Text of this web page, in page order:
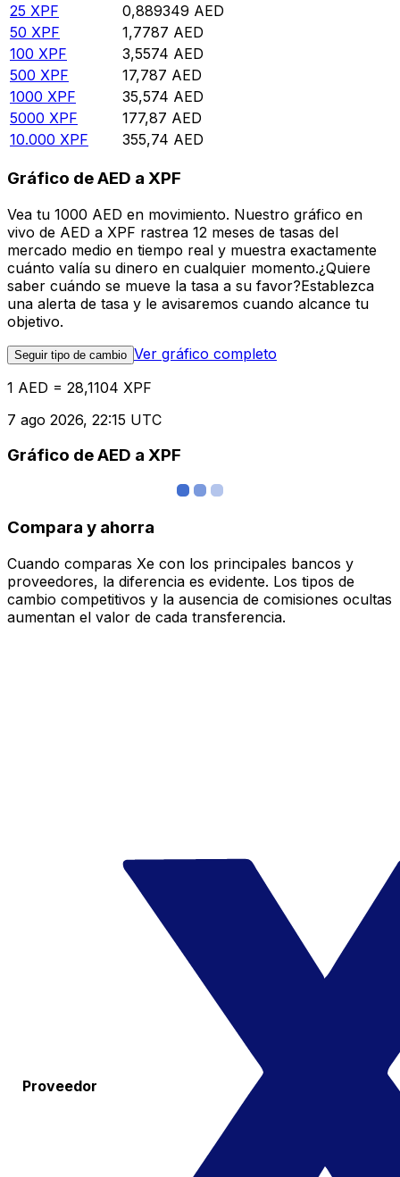
25 XPF 0,889349 AED
50 XPF 1,7787 AED
100 XPF 3,5574 AED
500 XPF 17,787 AED
1000 XPF 35,574 AED
5000 XPF 177,87 AED
10.000 XPF 355,74 AED
Gráfico de AED a XPF
Vea tu 1000 AED en movimiento. Nuestro gráfico en
vivo de AED a XPF rastrea 12 meses de tasas del
mercado medio en tiempo real y muestra exactamente
cuánto valía su dinero en cualquier momento.¿Quiere
saber cuándo se mueve la tasa a su favor?Establezca
una alerta de tasa y le avisaremos cuando alcance tu
objetivo.
Seguir tipo de cambio Ver gráfico completo
1 AED = 28,1104 XPF
7 ago 2026, 22:15 UTC
Gráfico de AED a XPF
Compara y ahorra
Cuando comparas Xe con los principales bancos y
proveedores, la diferencia es evidente. Los tipos de
cambio competitivos y la ausencia de comisiones ocultas
aumentan el valor de cada transferencia.
Proveedor